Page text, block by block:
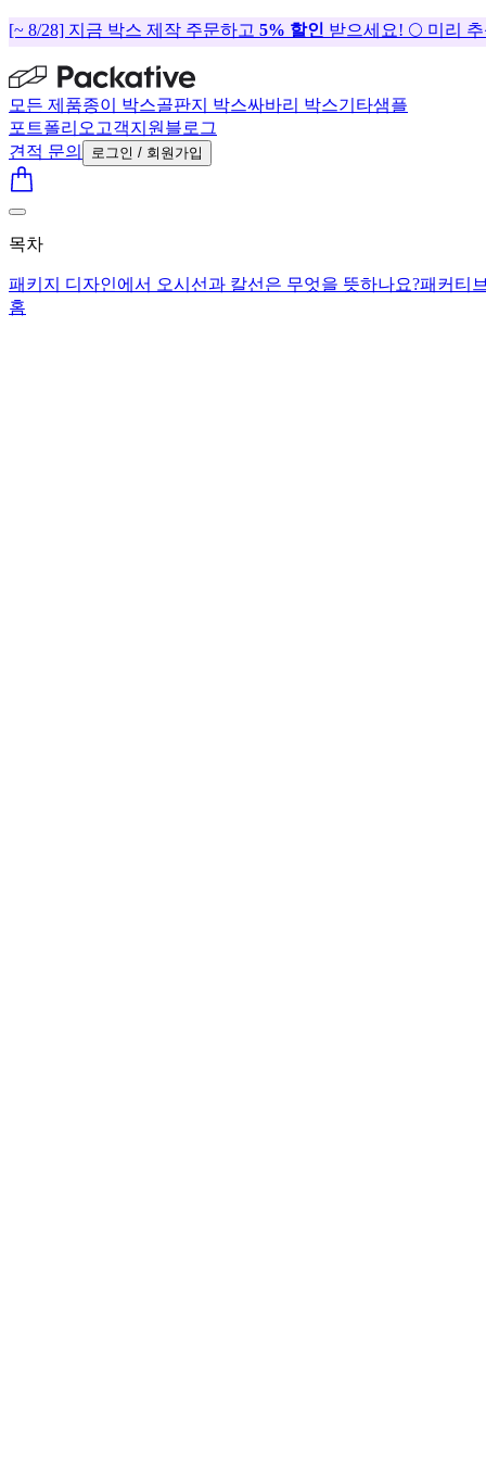
[~ 8/28] 지금 박스 제작 주문하고 5% 할인 받으세요! 🌕 미리
모든 제품종이 박스골판지 박스싸바리 박스기타샘플
포트폴리오 고객지원 블로그
견적 문의
로그인 / 회원가입
목차
패키지 디자인에서 오시선과 칼선은 무엇을 뜻하나요?패커티
홈